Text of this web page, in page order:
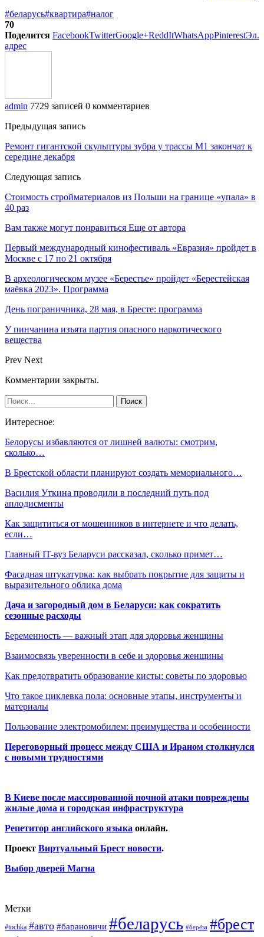
#беларусь#квартира#налог
70
Поделится FacebookTwitterGoogle+ReddItWhatsAppPinterestЭл.
адрес
admin 7729 записей 0 комментариев
Предыдущая запись
Ремонт гигантской скульптуры зубра у трассы М1 закончат к
середине декабря
Следующая запись
Стоимость стройматериалов из Польши на границе «упала» в
40 раз
Вам также могут понравиться Еще от автора
Первый международный кинофестиваль «Евразия» пройдет в
Москве с 17 по 21 октября
В археологическом музее «Берестье» пройдет «Берестейская
маёвка 2023». Программа
День пограничника, 28 мая, в Бресте: программа
У пинчанина изъята партия опасного наркотического
вещества
Prev Next
Комментарии закрыты.
Интересное:
Белорусы избавляются от лишней валюты: смотрим,
сколько…
В Брестской области планируют создать мемориального…
Василия Уткина проводили в последний путь под
аплодисменты
Как защититься от мошенников в интернете и что делать,
если…
Главный IT-вуз Беларуси рассказал, сколько примет…
Фасадная штукатурка: как выбрать покрытие для защиты и
выразительного облика дома
Дача и загородный дом в Беларуси: как сократить
сезонные расходы
Беременность — важный этап для здоровья женщины
Взаимосвязь уверенности в себе и здоровья женщины
Как предотвратить образование кисты: советы по здоровью
Что такое циклевка пола: основные этапы, инструменты и
материалы
Пользование электромобилем: преимущества и особенности
Переговорный процесс между США и Ираном столкнулся
с новыми трудностями
В Киеве после массированной ночной атаки повреждены
жилые дома и городская инфраструктура
Репетитор английского языка онлайн.
Проект Виртуальный Брест новости.
Выбор дверей Магна
Метки
#tochka #авто #барановичи #беларусь #берёза #брест